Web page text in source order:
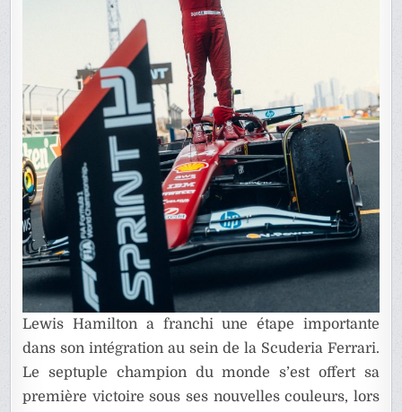
Lewis Hamilton a franchi une étape importante
dans son intégration au sein de la Scuderia Ferrari.
Le septuple champion du monde s’est offert sa
première victoire sous ses nouvelles couleurs, lors